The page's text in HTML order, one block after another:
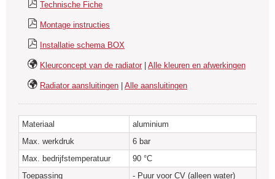
Technische Fiche
Montage instructies
Installatie schema BOX
Kleurconcept van de radiator | Alle kleuren en afwerkingen
Radiator aansluitingen | Alle aansluitingen
Materiaal
aluminium
Max. werkdruk
6 bar
Max. bedrijfstemperatuur
90 °C
Toepassing
- Puur voor CV (alleen water)